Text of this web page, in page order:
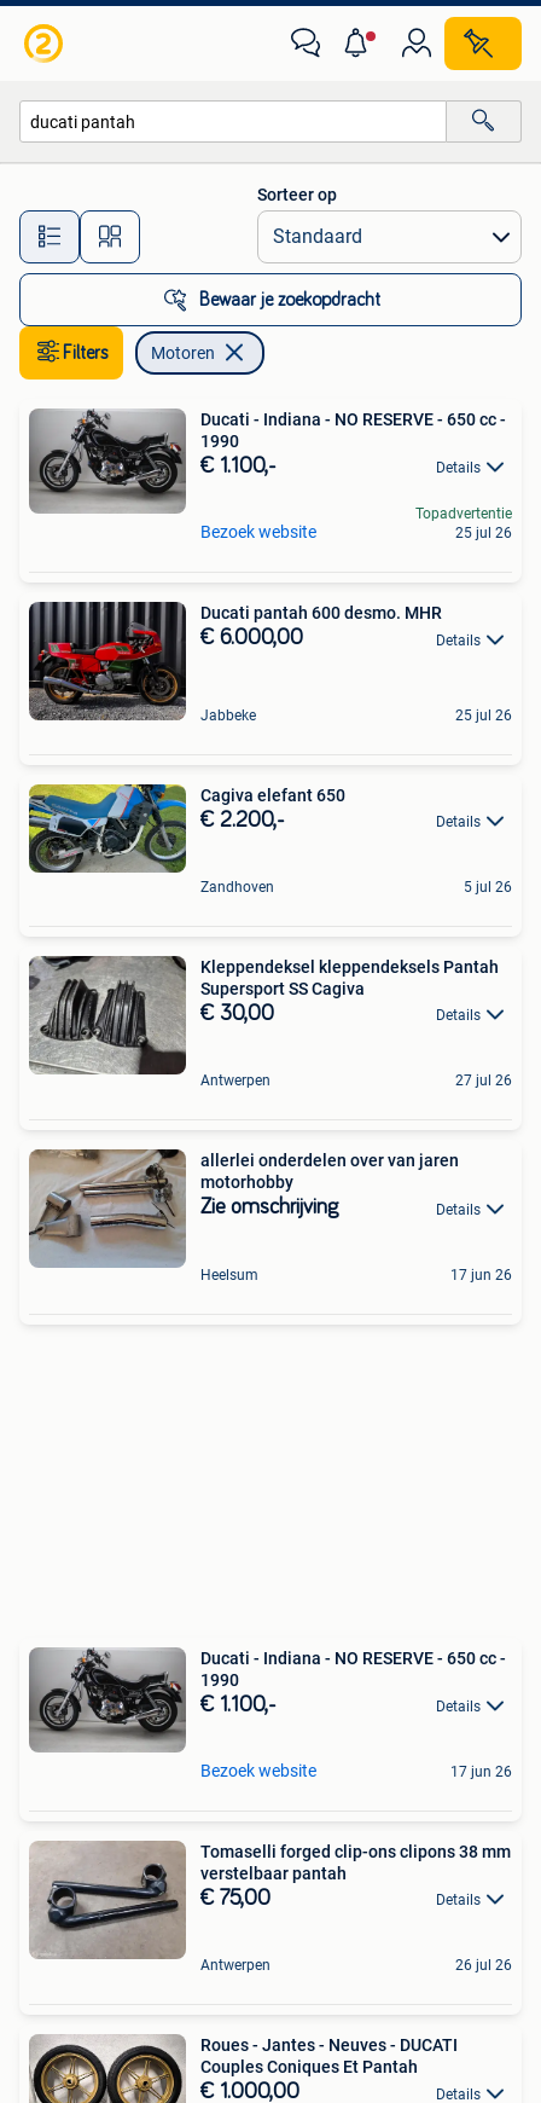
Alle afstanden…
Sorteer op
Bewaar je zoekopdracht
Filters Motoren
Ducati - Indiana - NO RESERVE - 650 cc -
1990
€ 1.100,- Details
Bezoek website
Topadvertentie
25 jul 26
Ducati pantah 600 desmo. MHR
€ 6.000,00 Details
Jabbeke 25 jul 26
Cagiva elefant 650
€ 2.200,- Details
Zandhoven 5 jul 26
Kleppendeksel kleppendeksels Pantah
Supersport SS Cagiva
€ 30,00 Details
Antwerpen 27 jul 26
allerlei onderdelen over van jaren
motorhobby
Zie omschrijving Details
Heelsum 17 jun 26
Ducati - Indiana - NO RESERVE - 650 cc -
1990
€ 1.100,- Details
Bezoek website 17 jun 26
Tomaselli forged clip-ons clipons 38 mm
verstelbaar pantah
€ 75,00 Details
Antwerpen 26 jul 26
Roues - Jantes - Neuves - DUCATI
Couples Coniques Et Pantah
€ 1.000,00 Details